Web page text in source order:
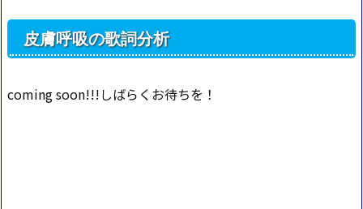
皮膚呼吸の歌詞分析
coming soon!!!しばらくお待ちを！